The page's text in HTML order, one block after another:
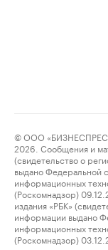
© ООО
2026. Сообщения и
(свидетельство о
выдано Федеральной
информационных
(Роскомнадзор)
издания «РБК»
информации выдано
информационных
(Роскомнадзор)